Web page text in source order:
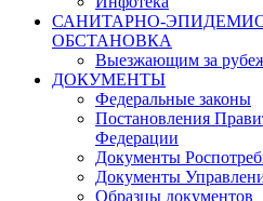
САНИТАРНО-
ОБСТАНОВКА
Выезжающим за
ДОКУМЕНТЫ
Федеральные законы
Постановления
Федерации
Документы
Документы
Образцы документов